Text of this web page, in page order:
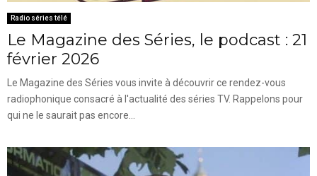
Radio séries télé
Le Magazine des Séries, le podcast : 21
février 2026
Le Magazine des Séries vous invite à découvrir ce rendez-vous
radiophonique consacré à l'actualité des séries TV. Rappelons pour
qui ne le saurait pas encore...